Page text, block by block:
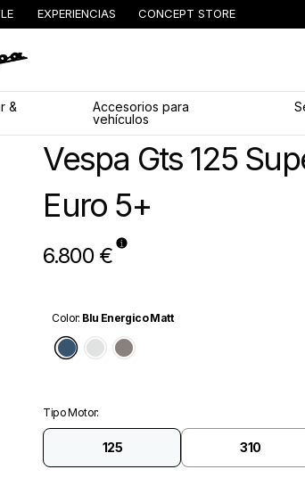
EXPERIENCIAS CONCEPT STORE
&
Accesorios para
vehículos
Vespa Gts 125
Euro 5+
6.800 €
Color: Blu Energico Matt
Blu Energico Matt
Bianco Innocente
Grigio Ottimista Matt
Tipo Motor:
125 310